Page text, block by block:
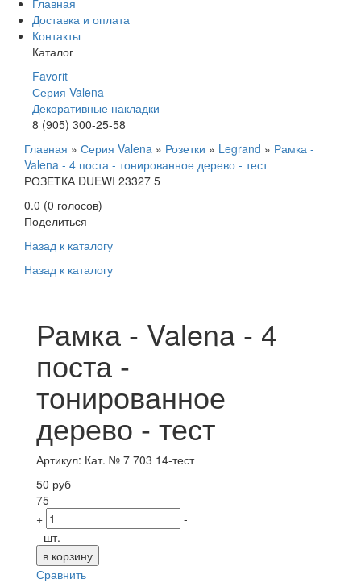
Главная
Доставка и оплата
Контакты
Каталог
Favorit
Серия Valena
Декоративные накладки
8 (905) 300-25-58
Главная » Серия Valena » Розетки » Legrand » Рамка -
Valena - 4 поста - тонированное дерево - тест
РОЗЕТКА DUEWI 23327 5
0.0 (0 голосов)
Поделиться
Назад к каталогу
Назад к каталогу
Рамка - Valena - 4
поста -
тонированное
дерево - тест
Артикул: Кат. № 7 703 14-тест
50 руб
75
+
-
- шт.
Сравнить